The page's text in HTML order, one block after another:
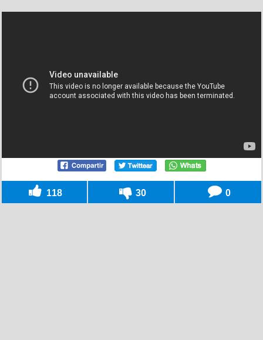
118 30 0